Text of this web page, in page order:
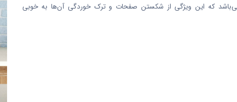
می‌باشد که این ویژگی از شکستن صفحات و ترک خوردگی آن‌ها به خوبی